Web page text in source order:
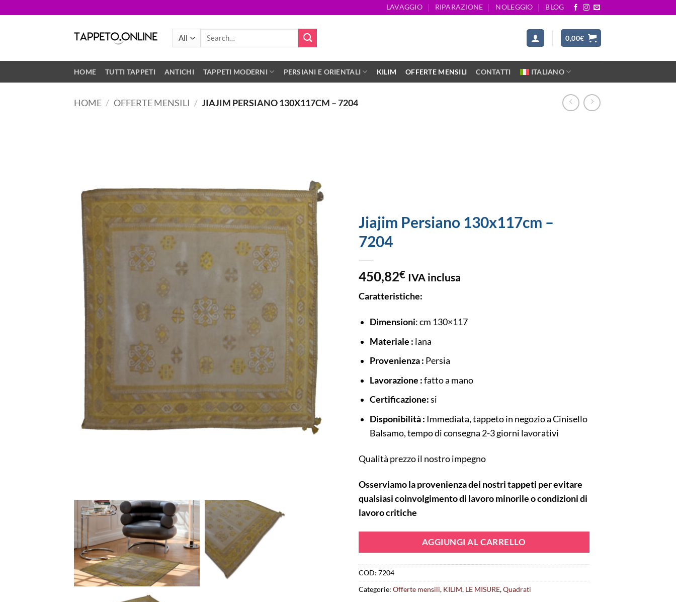
LAVAGGIO RIPARAZIONE NOLEGGIO BLOG
Search
0,00€
HOME TUTTI TAPPETI ANTICHI TAPPETI MODERNI PERSIANI E ORIENTALI KILIM OFFERTE MENSILI CONTATTI ITALIANO
HOME / OFFERTE MENSILI / JIAJIM PERSIANO 130X117CM – 7204
Jiajim Persiano 130x117cm –
7204
450,82€ IVA inclusa
Caratteristiche:
Dimensioni: cm 130×117
Materiale : lana
Provenienza : Persia
Lavorazione :fatto a mano
Certificazione:si
Disponibilità : Immediata, tappeto in negozio a Cinisello
Balsamo, tempo di consegna 2-3 giorni lavorativi
Qualità prezzo il nostro impegno
Osserviamo la provenienza dei nostri tappeti per evitare
qualsiasi coinvolgimento di lavoro minorile o condizioni di
lavoro critiche
AGGIUNGI AL CARRELLO
COD: 7204
Categorie: Offerte mensili, KILIM, LE MISURE,Quadrati